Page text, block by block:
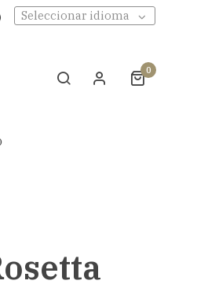
Seleccionar idioma
0